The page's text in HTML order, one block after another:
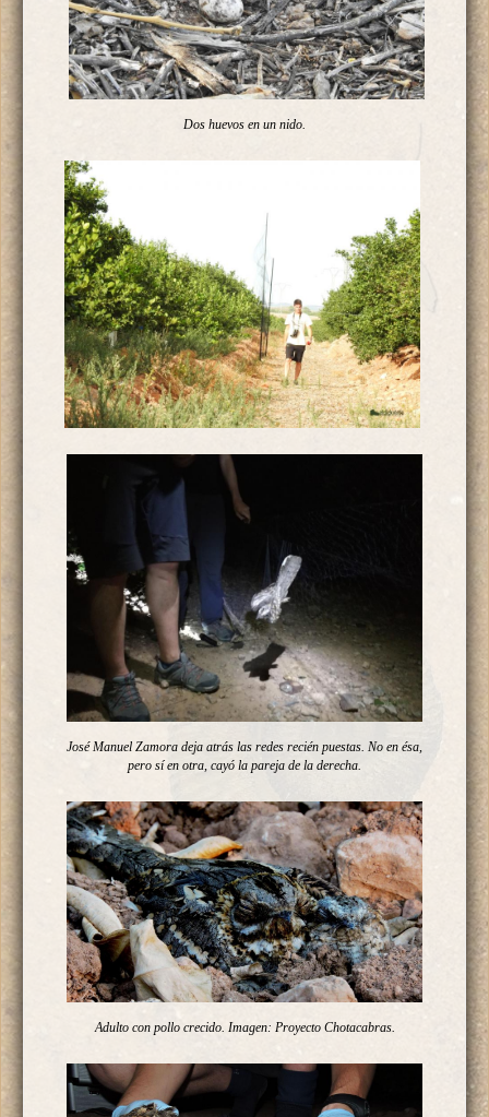
Dos huevos en un nido.
José Manuel Zamora deja atrás las redes recién puestas. No en ésa,
pero sí en otra, cayó la pareja de la derecha.
Adulto con pollo crecido. Imagen: Proyecto Chotacabras.